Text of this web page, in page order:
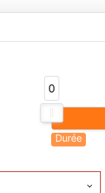
0
Durée